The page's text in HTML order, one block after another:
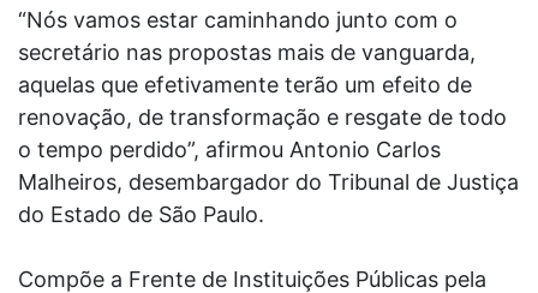
“Nós vamos estar caminhando junto com o
secretário nas propostas mais de vanguarda,
aquelas que efetivamente terão um efeito de
renovação, de transformação e resgate de todo
o tempo perdido”, afirmou Antonio Carlos
Malheiros, desembargador do Tribunal de Justiça
do Estado de São Paulo.
Compõe a Frente de Instituições Públicas pela